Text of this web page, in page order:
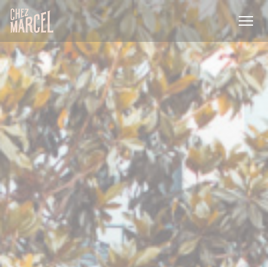
Cookie- hanteringspanel